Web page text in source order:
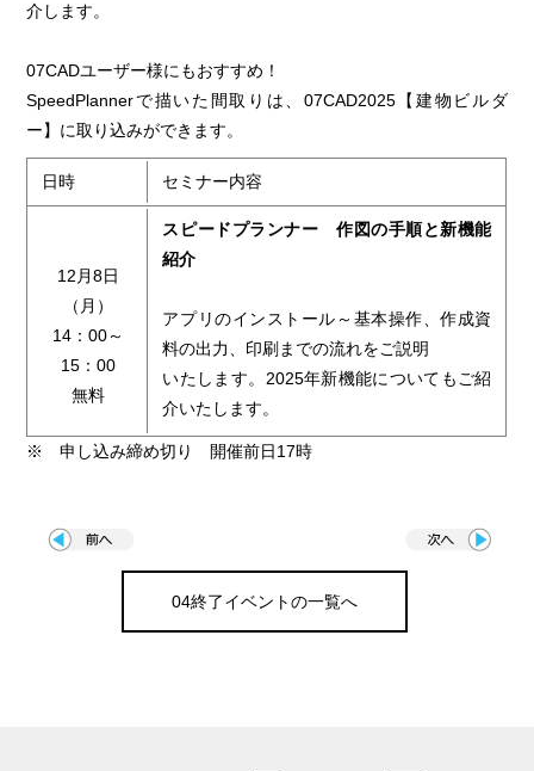
介します。
07CADユーザー様にもおすすめ！
SpeedPlannerで描いた間取りは、07CAD2025【建物ビルダ
ー】に取り込みができます。
日時 セミナー内容
12月8日
（月）
14：00～
15：00
無料
スピードプランナー 作図の手順と新機能
紹介
アプリのインストール～基本操作、作成資
料の出力、印刷までの流れをご説明
いたします。2025年新機能についてもご紹
介いたします。
※ 申し込み締め切り 開催前日17時
04終了イベントの一覧へ